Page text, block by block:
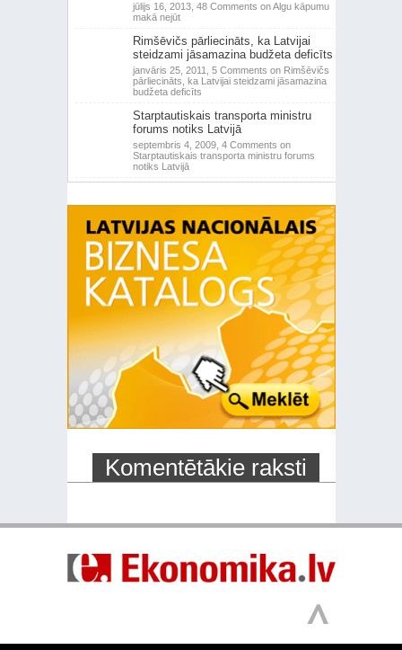
jūlijs 16, 2013, 48 Comments on Algu kāpumu
makā nejūt
Rimšēvičs pārliecināts, ka Latvijai
steidzami jāsamazina budžeta deficīts
janvāris 25, 2011, 5 Comments on Rimšēvičs
pārliecināts, ka Latvijai steidzami jāsamazina
budžeta deficīts
Starptautiskais transporta ministru
forums notiks Latvijā
septembris 4, 2009, 4 Comments on
Starptautiskais transporta ministru forums
notiks Latvijā
Komentētākie raksti